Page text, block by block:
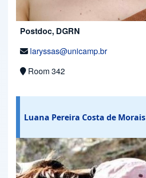
Postdoc, DGRN
laryssas@unicamp.br
Room 342
Luana Pereira Costa de Morais